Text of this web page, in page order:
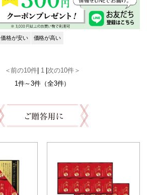
価格が安い 価格が高い
＜前の10件| 1 |次の10件＞
1件～3件（全3件）